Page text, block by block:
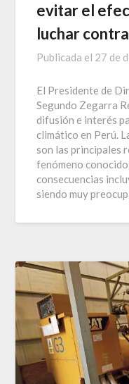
evitar el
luchar
Publicada el 27 de
El Presidente de
Segundo Zegarra
difusión e interés
climático en Perú.
son las principales
fenómeno
consecuencias
siendo muy